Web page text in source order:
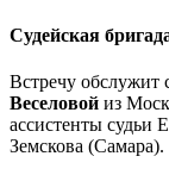
Судейская
Встречу обслужит
Веселовой из
ассистенты судьи
Земскова (Самара).